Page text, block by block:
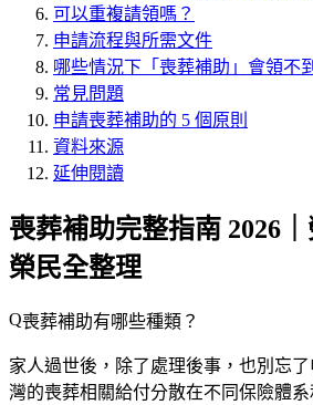
可以重複請領嗎？
申請流程與所需文件
哪些情況下「喪葬補助」會領不到
常見問題
申請喪葬補助的 5 個原則
資料來源
延伸閱讀
喪葬補助完整指南 2026
榮民全整理
喪葬補助有哪些種類？
家人過世後，除了處理後事，也別忘
灣的喪葬相關給付分散在不同保險體